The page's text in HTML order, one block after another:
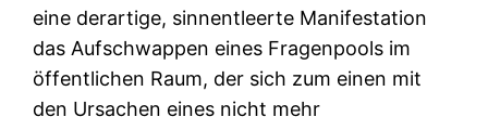
eine derartige, sinnentleerte Manifestation
das Aufschwappen eines Fragenpools im
öffentlichen Raum, der sich zum einen mit
den Ursachen eines nicht mehr